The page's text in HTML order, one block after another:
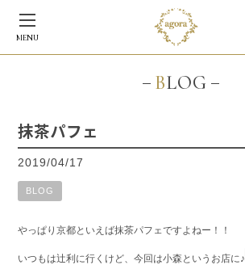
MENU
BLOG
抹茶パフェ
2019/04/17
BLOG
やっぱり京都といえば抹茶パフェですよねー！！
いつもは辻利に行くけど、今回は小森というお店に♪